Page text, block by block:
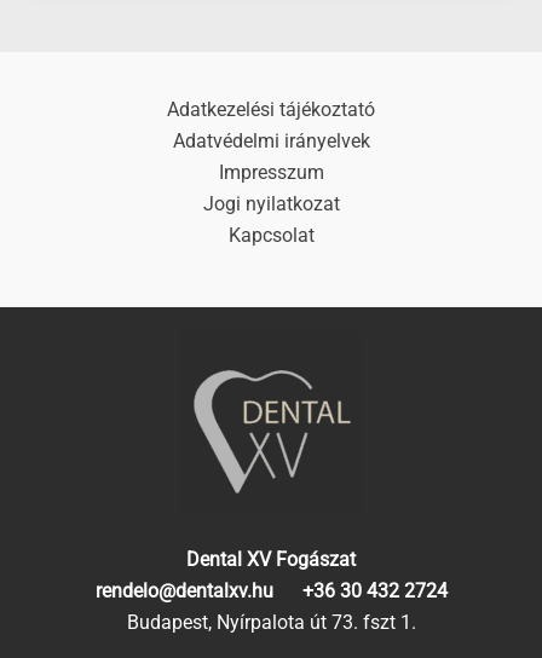
Adatkezelési tájékoztató
Adatvédelmi irányelvek
Impresszum
Jogi nyilatkozat
Kapcsolat
Dental XV Fogászat
rendelo@dentalxv.hu +36 30 432 2724
Budapest, Nyírpalota út 73. fszt 1.